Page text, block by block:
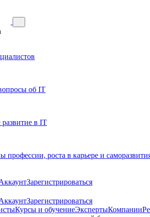
об IT
в IT
профессии, роста в карьере и
Зарегистрироваться
Зарегистрироваться
Курсы и обучениеЭкспертыКомпании